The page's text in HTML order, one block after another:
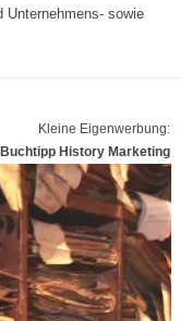
Unternehmens- sowie
Kleine Eigenwerbung:
Buchtipp History Marketing